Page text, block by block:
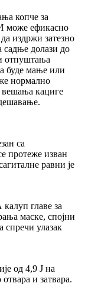
копче за
може ефикасно
издржи затезно
долази до
отпуштања
буде мање или
нормално
вешања кациге
са
протеже изван
равни је
главе за
маске, спојни
спречи улазак
од 4,9 Ј на
и затвара.